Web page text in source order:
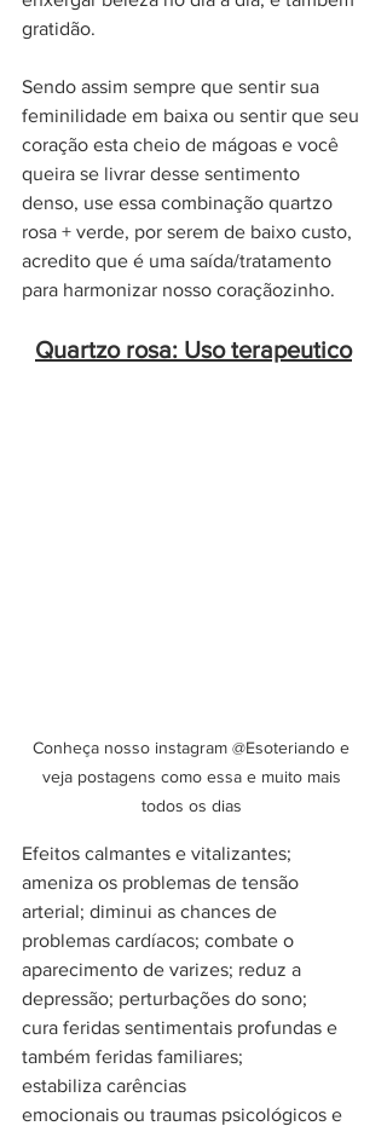
gratidão.
Sendo assim sempre que sentir sua
feminilidade em baixa ou sentir que seu
coração esta cheio de mágoas e você
queira se livrar desse sentimento
denso, use essa combinação quartzo
rosa + verde, por serem de baixo custo,
acredito que é uma saída/tratamento
para harmonizar nosso coraçãozinho.
Quartzo rosa: Uso terapeutico
Conheça nosso instagram @Esoteriando e
veja postagens como essa e muito mais
todos os dias
Efeitos calmantes e vitalizantes;
ameniza os problemas de tensão
arterial; diminui as chances de
problemas cardíacos; combate o
aparecimento de varizes; reduz a
depressão; perturbações do sono;
cura feridas sentimentais profundas e
também feridas familiares;
estabiliza carências
emocionais ou traumas psicológicos e